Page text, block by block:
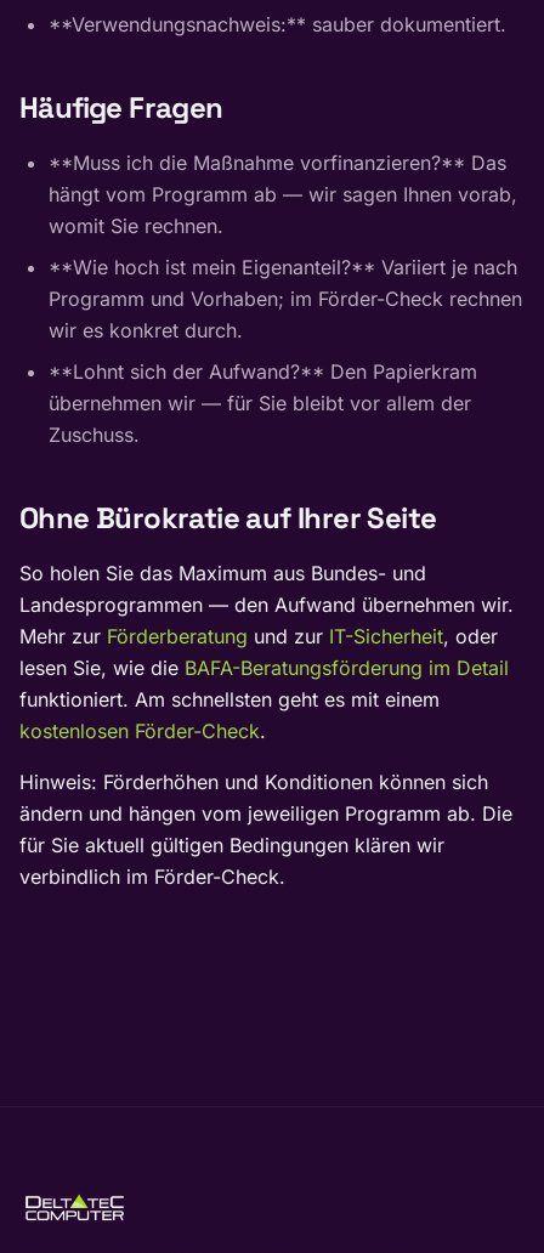
**Verwendungsnachweis:** sauber dokumentiert.
Häufige Fragen
**Muss ich die Maßnahme vorfinanzieren?** Das
hängt vom Programm ab — wir sagen Ihnen vorab,
womit Sie rechnen.
**Wie hoch ist mein Eigenanteil?** Variiert je nach
Programm und Vorhaben; im Förder-Check rechnen
wir es konkret durch.
**Lohnt sich der Aufwand?** Den Papierkram
übernehmen wir — für Sie bleibt vor allem der
Zuschuss.
Ohne Bürokratie auf Ihrer Seite
So holen Sie das Maximum aus Bundes- und
Landesprogrammen — den Aufwand übernehmen wir.
Mehr zur Förderberatung und zur IT-Sicherheit, oder
lesen Sie, wie die BAFA-Beratungsförderung im Detail
funktioniert. Am schnellsten geht es mit einem
kostenlosen Förder-Check.
Hinweis: Förderhöhen und Konditionen können sich
ändern und hängen vom jeweiligen Programm ab. Die
für Sie aktuell gültigen Bedingungen klären wir
verbindlich im Förder-Check.